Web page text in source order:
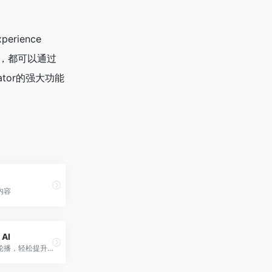
都可以通过
的强大功能
容
AI智能制作轮播，轻松提升内容魅力